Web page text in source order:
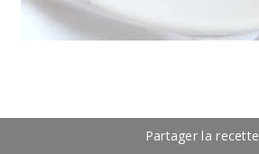
Partager la recette